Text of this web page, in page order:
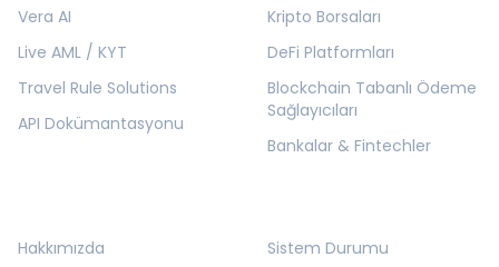
Vera AI
Live AML / KYT
Travel Rule Solutions
API Dokümantasyonu
Kripto Borsaları
DeFi Platformları
Blockchain Tabanlı Ödeme
Sağlayıcıları
Bankalar & Fintechler
Hakkımızda
Sistem Durumu